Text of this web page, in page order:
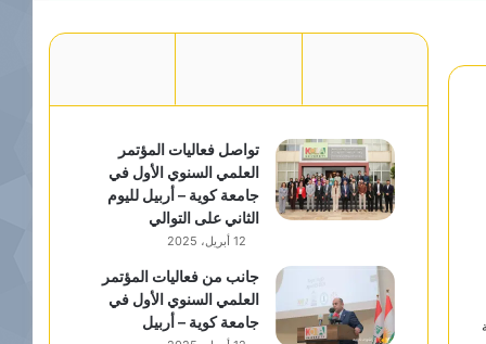
تواصل فعاليات المؤتمر
العلمي السنوي الأول في
جامعة كوية – أربيل لليوم
الثاني على التوالي
12 أبريل، 2025
جانب من فعاليات المؤتمر
العلمي السنوي الأول في
جامعة كوية – أربيل